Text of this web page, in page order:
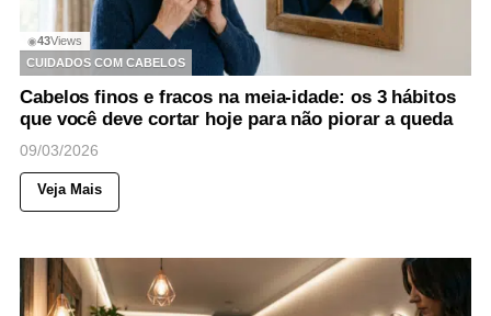
◉43Views
CUIDADOS COM CABELOS
Cabelos finos e fracos na meia-idade: os 3 hábitos
que você deve cortar hoje para não piorar a queda
09/03/2026
Veja Mais